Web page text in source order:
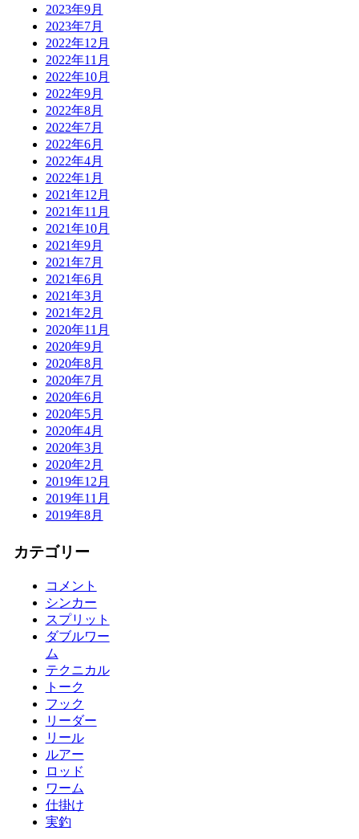
2023年9月
2023年7月
2022年12月
2022年11月
2022年10月
2022年9月
2022年8月
2022年7月
2022年6月
2022年4月
2022年1月
2021年12月
2021年11月
2021年10月
2021年9月
2021年7月
2021年6月
2021年3月
2021年2月
2020年11月
2020年9月
2020年8月
2020年7月
2020年6月
2020年5月
2020年4月
2020年3月
2020年2月
2019年12月
2019年11月
2019年8月
カテゴリー
コメント
シンカー
スプリット
ダブルワー
ム
テクニカル
トーク
フック
リーダー
リール
ルアー
ロッド
ワーム
仕掛け
実釣